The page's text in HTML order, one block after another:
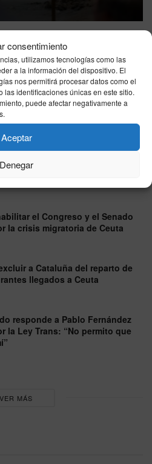
consentimiento
utilizamos tecnologías como las
a la información del dispositivo. El
nos permitirá procesar datos como el
las identificaciones únicas en este sitio.
puede afectar negativamente a
Aceptar
Denegar
en agosto en el Congreso por la
ironiza sobre la nueva denuncia
con un breve mensaje:
a Marruecos del Mundial 2030
el Congreso y el Senado
la crisis migratoria de Ceuta
a Cataluña del reparto de
llegados a Ceuta
responde a Pablo Fernández
la Ley Trans: “No permito que
VER MÁS